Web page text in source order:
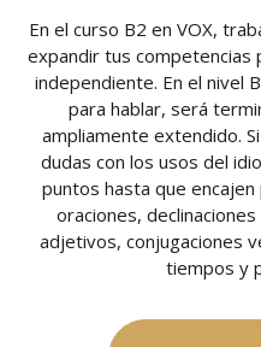
En el curso B2 en VOX,
expandir tus competencias
independiente. En el nivel
para hablar, será
ampliamente extendido.
dudas con los usos del
puntos hasta que
oraciones,
adjetivos, conjugaciones
tiempos y